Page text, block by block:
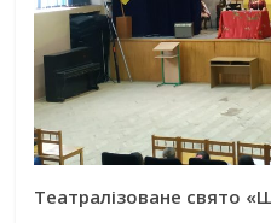
Театралізоване свято